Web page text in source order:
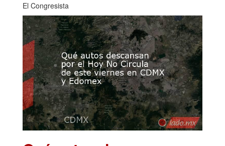
El Congresista